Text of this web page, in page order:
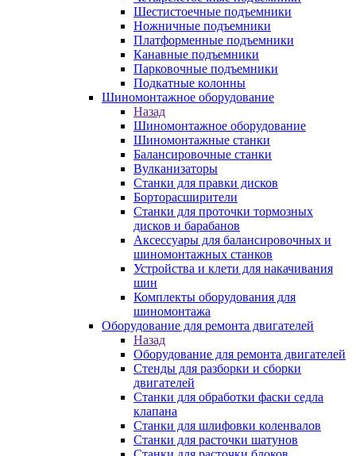
Шестистоечные подъемники
Ножничные подъемники
Платформенные подъемники
Канавные подъемники
Парковочные подъемники
Подкатные колонны
Шиномонтажное оборудование
Назад
Шиномонтажное оборудование
Шиномонтажные станки
Балансировочные станки
Вулканизаторы
Станки для правки дисков
Борторасширители
Станки для проточки тормозных
дисков и барабанов
Аксессуары для балансировочных и
шиномонтажных станков
Устройства и клети для накачивания
шин
Комплекты оборудования для
шиномонтажа
Оборудование для ремонта двигателей
Назад
Оборудование для ремонта двигателей
Стенды для разборки и сборки
двигателей
Станки для обработки фаски седла
клапана
Станки для шлифовки коленвалов
Станки для расточки шатунов